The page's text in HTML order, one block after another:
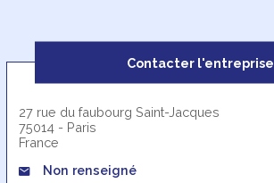
Contacter l'entreprise
27 rue du faubourg Saint-Jacques
75014 - Paris
France
Non renseigné